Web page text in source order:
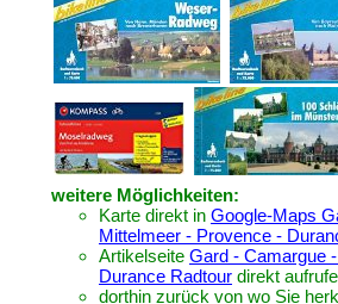
weitere Möglichkeiten:
Karte direkt in Google-Maps
Mittelmeer - Provence -
Artikelseite Gard - Camargue
Durance Radtour direkt
dorthin zurück von wo Sie